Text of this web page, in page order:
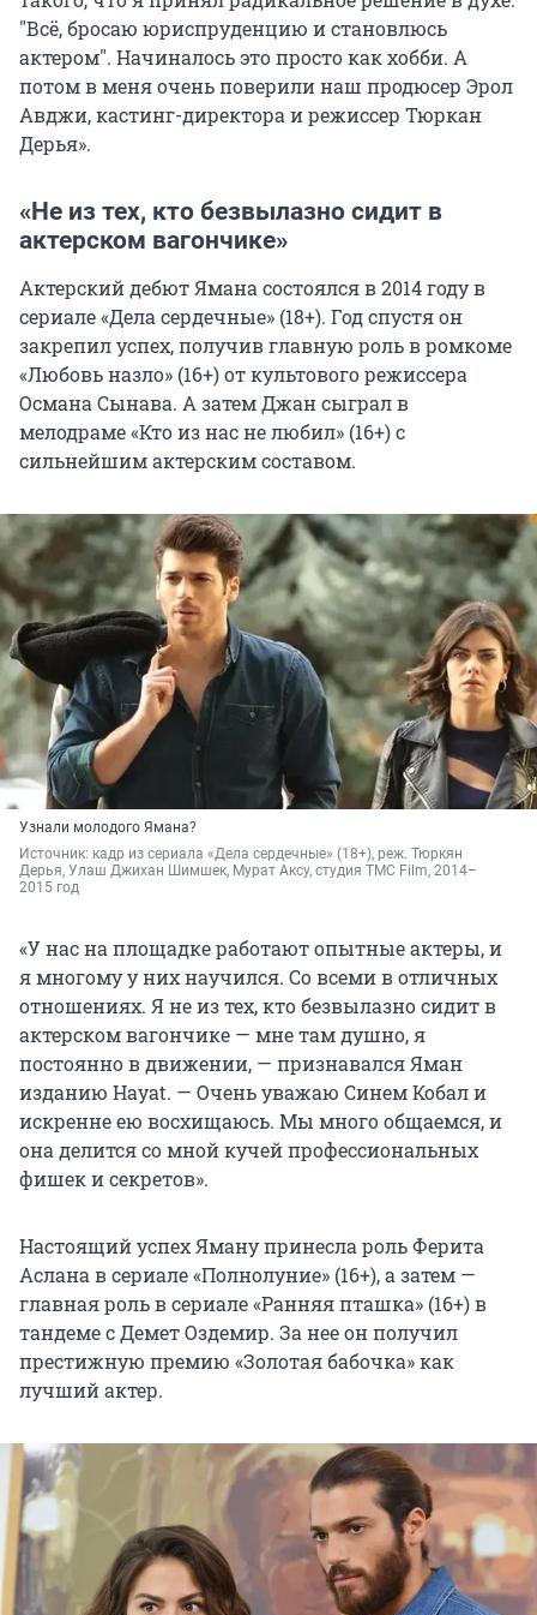
"Всё, бросаю юриспруденцию и становлюсь
актером". Начиналось это просто как хобби. А
потом в меня очень поверили наш продюсер Эрол
Авджи, кастинг-директора и режиссер Тюркан
Дерья».
«Не из тех, кто безвылазно сидит в
актерском вагончике»
Актерский дебют Ямана состоялся в 2014 году в
сериале «Дела сердечные» (18+). Год спустя он
закрепил успех, получив главную роль в ромкоме
«Любовь назло» (16+) от культового режиссера
Османа Сынава. А затем Джан сыграл в
мелодраме «Кто из нас не любил» (16+) с
сильнейшим актерским составом.
Узнали молодого Ямана?
Источник: кадр из сериала «Дела сердечные» (18+), реж. Тюркян
Дерья, Улаш Джихан Шимшек, Мурат Аксу, студия TMC Film, 2014–
2015 год
«У нас на площадке работают опытные актеры, и
я многому у них научился. Со всеми в отличных
отношениях. Я не из тех, кто безвылазно сидит в
актерском вагончике — мне там душно, я
постоянно в движении, — признавался Яман
изданию Hayat. — Очень уважаю Синем Кобал и
искренне ею восхищаюсь. Мы много общаемся, и
она делится со мной кучей профессиональных
фишек и секретов».
Настоящий успех Яману принесла роль Ферита
Аслана в сериале «Полнолуние» (16+), а затем —
главная роль в сериале «Ранняя пташка» (16+) в
тандеме с Демет Оздемир. За нее он получил
престижную премию «Золотая бабочка» как
лучший актер.